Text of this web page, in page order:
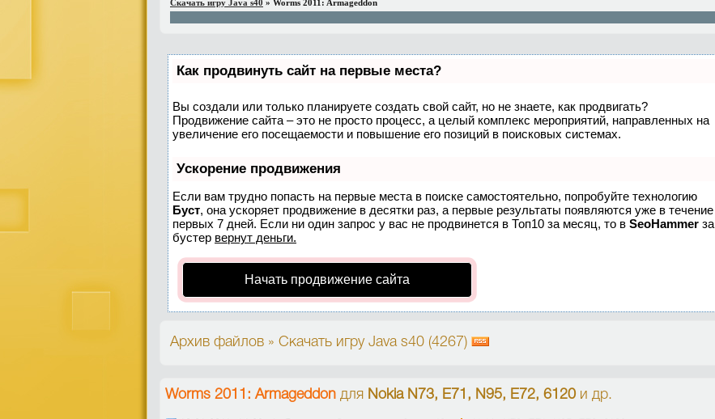
Скачать игру Java s40 » Worms 2011: Armageddon
Как продвинуть сайт на первые места?
Вы создали или только планируете создать свой сайт, но не знаете, как продвигать?
Продвижение сайта – это не просто процесс, а целый комплекс мероприятий, направленных на
увеличение его посещаемости и повышение его позиций в поисковых системах.
Ускорение продвижения
Если вам трудно попасть на первые места в поиске самостоятельно, попробуйте технологию
Буст, она ускоряет продвижение в десятки раз, а первые результаты появляются уже в течение
первых 7 дней. Если ни один запрос у вас не продвинется в Топ10 за месяц, то в SeoHammer за
бустер вернут деньги.
Начать продвижение сайта
Архив файлов » Скачать игру Java s40 (4267)
Worms 2011: Armageddon для Nokia N73, E71, N95, E72, 6120и др.